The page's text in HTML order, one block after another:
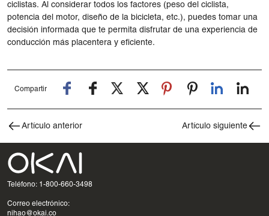
ciclistas. Al considerar todos los factores (peso del ciclista,
potencia del motor, diseño de la bicicleta, etc.), puedes tomar una
decisión informada que te permita disfrutar de una experiencia de
conducción más placentera y eficiente.
Compartir
Artículo anterior Artículo siguiente
Teléfono: 1-800-660-3498
Correo electrónico:
nihao@okai.co